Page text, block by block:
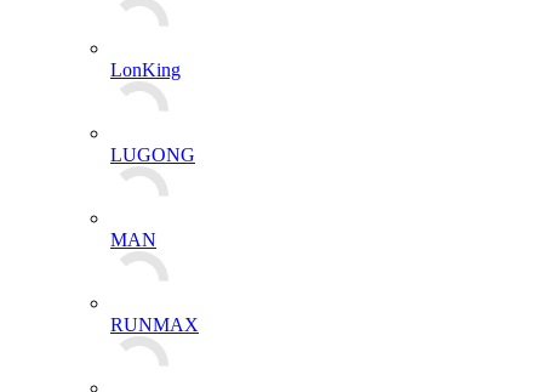
LonKing
LUGONG
MAN
RUNMAX